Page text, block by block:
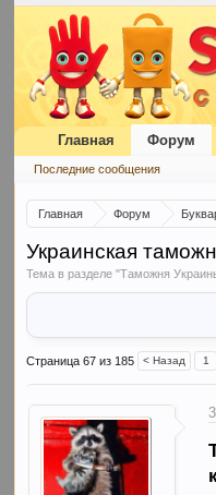
Главная Форум
Украинская
Тема в разделе "Таможня
Страница 67 из 185 < Назад 1
Главная Форум
Последние сообщения